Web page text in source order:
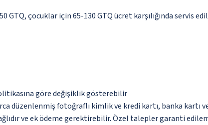
çocuklar için 65-130 GTQ ücret karşılığında servis
göre değişiklik gösterebilir
düzenlenmiş fotoğraflı kimlik ve kredi kartı, banka kartı
ve ek ödeme gerektirebilir. Özel talepler garanti